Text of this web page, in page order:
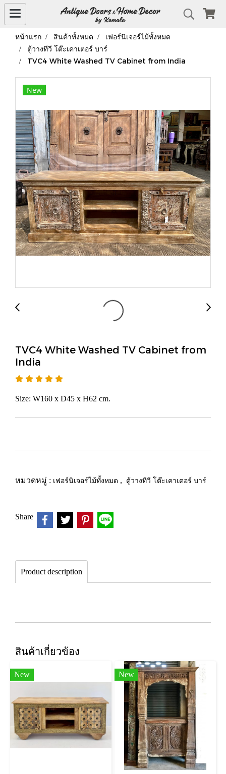
หน้าแรก สินค้าทั้งหมด
เฟอร์นิเจอร์ไม้ทั้งหมด
ตู้วางทีวี โต๊ะเคาเตอร์ บาร์
TVC4 White Washed TV Cabinet from India
New
TVC4 White Washed TV Cabinet from
India
Size: W160 x D45 x H62 cm.
หมวดหมู่ : เฟอร์นิเจอร์ไม้ทั้งหมด , ตู้วางทีวี โต๊ะเคาเตอร์ บาร์
Share
Product description
สินค้าเกี่ยวข้อง
New New